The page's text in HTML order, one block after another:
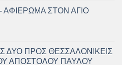
ΑΦΙΕΡΩΜΑ ΣΤΟΝ ΑΓΙΟ
ΔΥΟ ΠΡΟΣ ΘΕΣΣΑΛΟΝΙΚΕΙΣ
ΑΠΟΣΤΟΛΟΥ ΠΑΥΛΟΥ